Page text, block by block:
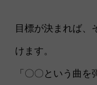
目標が決まれば、
けます。
「〇〇という曲